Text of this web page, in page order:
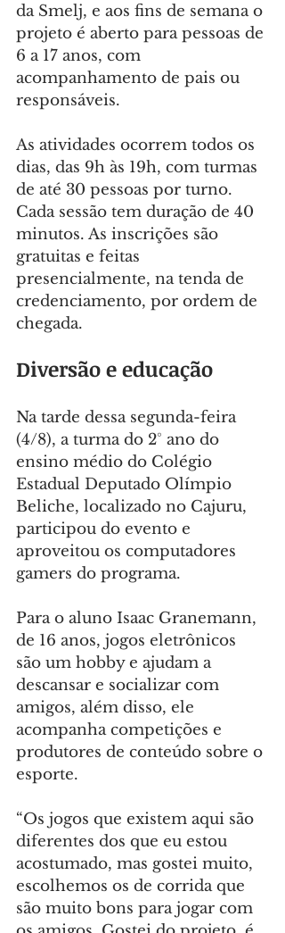
da Smelj, e aos fins de semana o
projeto é aberto para pessoas de
6 a 17 anos, com
acompanhamento de pais ou
responsáveis.
As atividades ocorrem todos os
dias, das 9h às 19h, com turmas
de até 30 pessoas por turno.
Cada sessão tem duração de 40
minutos. As inscrições são
gratuitas e feitas
presencialmente, na tenda de
credenciamento, por ordem de
chegada.
Diversão e educação
Na tarde dessa segunda-feira
(4/8), a turma do 2° ano do
ensino médio do Colégio
Estadual Deputado Olímpio
Beliche, localizado no Cajuru,
participou do evento e
aproveitou os computadores
gamers do programa.
Para o aluno Isaac Granemann,
de 16 anos, jogos eletrônicos
são um hobby e ajudam a
descansar e socializar com
amigos, além disso, ele
acompanha competições e
produtores de conteúdo sobre o
esporte.
“Os jogos que existem aqui são
diferentes dos que eu estou
acostumado, mas gostei muito,
escolhemos os de corrida que
são muito bons para jogar com